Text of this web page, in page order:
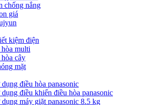
chống nắng
giá
kiệm điện
multi
cây
mặt
điều hòa panasonic
điều khiển điều hòa panasonic
máy giặt panasonic 8.5 kg